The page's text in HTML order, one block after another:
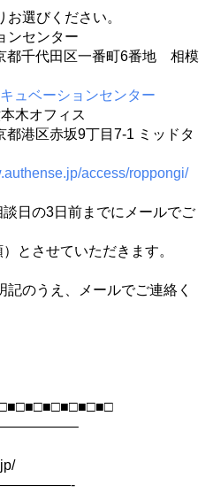
お選びください。
ンセンター
都千代田区一番町6番地 相模
ュベーションセンター
木オフィス
港区赤坂9丁目7-1 ミッドタ
access/roppongi/
談日の3日前までにメールでご
とさせていただきます。
記のうえ、メールでご連絡く